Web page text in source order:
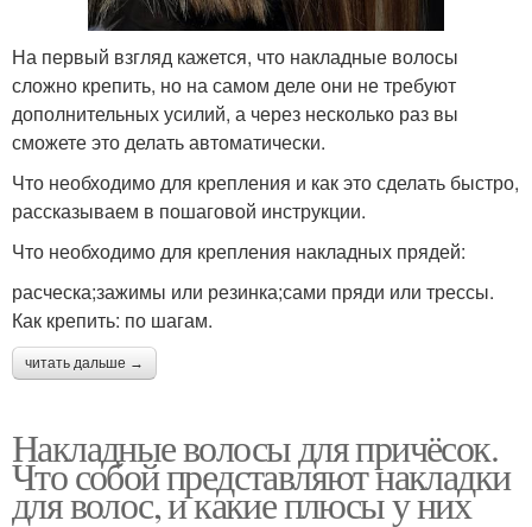
На первый взгляд кажется, что накладные волосы
сложно крепить, но на самом деле они не требуют
дополнительных усилий, а через несколько раз вы
сможете это делать автоматически.
Что необходимо для крепления и как это сделать быстро,
рассказываем в пошаговой инструкции.
Что необходимо для крепления накладных прядей:
расческа;зажимы или резинка;сами пряди или трессы.
Как крепить: по шагам.
читать дальше →
Накладные волосы для причёсок.
Что собой представляют накладки
для волос, и какие плюсы у них